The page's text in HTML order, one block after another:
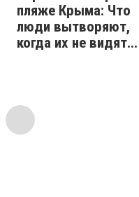
пляже Крыма: Что
люди вытворяют,
когда их не видят...